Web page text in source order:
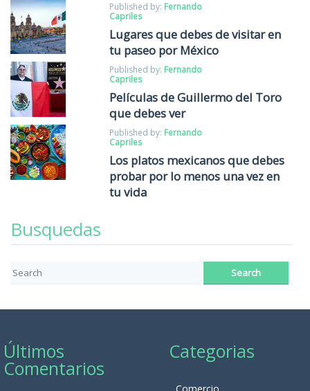
Published by: Fernando
Capriles
Lugares que debes de visitar en
tu paseo por México
Published by: Fernando
Capriles
Películas de Guillermo del Toro
que debes ver
Published by: Fernando
Capriles
Los platos mexicanos que debes
probar por lo menos una vez en
tu vida
Busquedas
Últimos
Comentarios
Categorias